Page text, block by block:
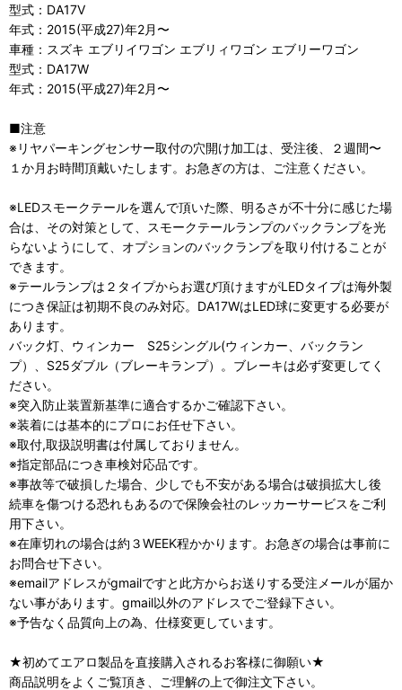
型式：DA17V
年式：2015(平成27)年2月〜
車種：スズキ エブリイワゴン エブリィワゴン エブリーワゴン
型式：DA17W
年式：2015(平成27)年2月〜
■注意
※リヤパーキングセンサー取付の穴開け加工は、受注後、２週間〜
１か月お時間頂戴いたします。お急ぎの方は、ご注意ください。
※LEDスモークテールを選んで頂いた際、明るさが不十分に感じた場
合は、その対策として、スモークテールランプのバックランプを光
らないようにして、オプションのバックランプを取り付けることが
できます。
※テールランプは２タイプからお選び頂けますがLEDタイプは海外製
につき保証は初期不良のみ対応。DA17WはLED球に変更する必要が
あります。
バック灯、ウィンカー S25シングル(ウィンカー、バックラン
プ）、S25ダブル（ブレーキランプ）。ブレーキは必ず変更してく
ださい。
※突入防止装置新基準に適合するかご確認下さい。
※装着には基本的にプロにお任せ下さい。
※取付,取扱説明書は付属しておりません。
※指定部品につき車検対応品です。
※事故等で破損した場合、少しでも不安がある場合は破損拡大し後
続車を傷つける恐れもあるので保険会社のレッカーサービスをご利
用下さい。
※在庫切れの場合は約３WEEK程かかります。お急ぎの場合は事前に
お問合せ下さい。
※emailアドレスがgmailですと此方からお送りする受注メールが届か
ない事があります。gmail以外のアドレスでご登録下さい。
※予告なく品質向上の為、仕様変更しています。
★初めてエアロ製品を直接購入されるお客様に御願い★
商品説明をよくご覧頂き、ご理解の上で御注文下さい。